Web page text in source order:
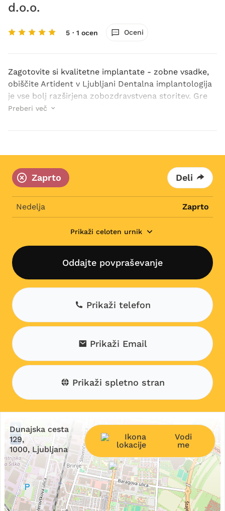
d.o.o.
5 · 1 ocen Oceni
Zagotovite si kvalitetne implantate - zobne vsadke,
obiščite Artident v Ljubljani Dentalna implantologija
je vse bolj razširjena zobozdravstvena storitev. Gre
namreč za najsodobnejši način nadomestitve
Preberi več
Zaprto Deli
Nedelja Zaprto
Prikaži celoten urnik
Oddajte povpraševanje
Prikaži telefon
Prikaži Email
Prikaži spletno stran
+
−
Dunajska cesta
129,
1000, Ljubljana
Vodi
me